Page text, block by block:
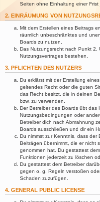
Seiten ohne Einhaltung einer Frist
2. EINRÄUMUNG VON
Mit dem Erstellen eines Beitrags
räumlich unbeschränktes und
Boards zu nutzen.
Das Nutzungsrecht nach Punkt
Nutzungsvertrages bestehen.
3. PFLICHTEN DES NUTZERS
Du erklärst mit der Erstellung
geltendes Recht oder die guten
das Recht besitzt, die in deinen
bzw. zu verwenden.
Der Betreiber des Boards übt das
Nutzungsbedingungen oder
Betreiber dich nach Abmahnung
Boards ausschließen und dir ein
Du nimmst zur Kenntnis, dass der
Beiträgen übernimmt, die er nicht
genommen hat. Du gestattest
Funktionen jederzeit zu löschen
Du gestattest dem Betreiber
gegen o. g. Regeln verstoßen
Schaden zuzufügen.
4. GENERAL PUBLIC LICENSE